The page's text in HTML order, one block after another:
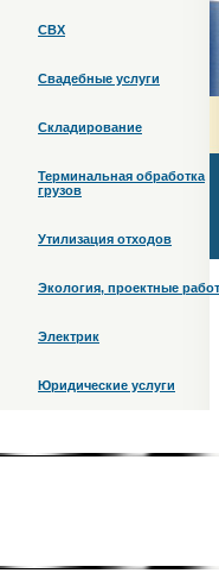
СВХ
Свадебные услуги
Складирование
Терминальная обработка
грузов
Утилизация отходов
Экология, проектные
Электрик
Юридические услуги